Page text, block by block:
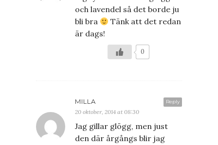
och lavendel så det borde ju
bli bra
Tänk att det redan
är dags!
0
Reply
MILLA
20 oktober, 2014 at 08:30
Jag gillar glögg, men just
den där årgångs blir jag